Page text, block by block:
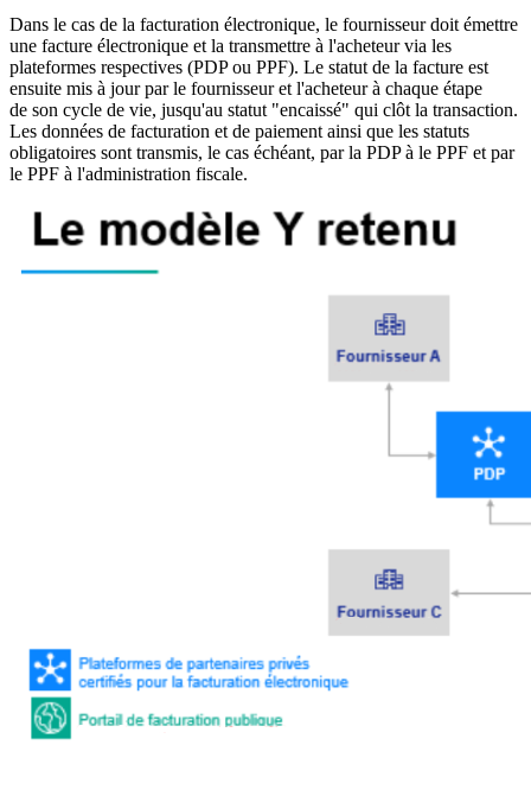
Dans le cas de la facturation électronique, le fournisseur doit émettre
une facture électronique et la transmettre à l'acheteur via les
plateformes respectives (PDP ou PPF). Le statut de la facture est
ensuite mis à jour par le fournisseur et l'acheteur à chaque étape
de son cycle de vie, jusqu'au statut "encaissé" qui clôt la transaction.
Les données de facturation et de paiement ainsi que les statuts
obligatoires sont transmis, le cas échéant, par la PDP à le PPF et par
le PPF à l'administration fiscale.